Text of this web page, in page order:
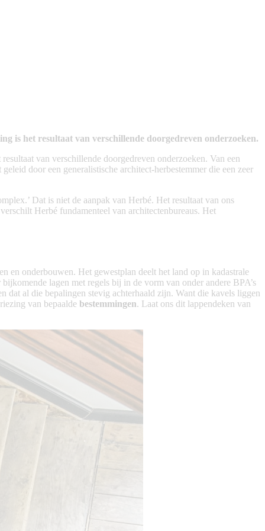
is het resultaat van verschillende doorgedreven onderzoeken.
van verschillende doorgedreven onderzoeken. Van een
door een generalistische architect-herbestemmer die een zeer
Dat is niet de aanpak van Herbé. Het resultaat van ons
Herbé fundamenteel van architectenbureaus. Het
en onderbouwen. Het gewestplan deelt het land op in kadastrale
lagen met regels bij in de vorm van onder andere BPA’s
dat al die bepalingen stevig achterhaald zijn. Want die kavels liggen
van bepaalde bestemmingen. Laat ons dit lappendeken van